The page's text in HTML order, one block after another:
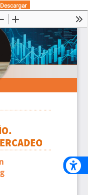
Descargar